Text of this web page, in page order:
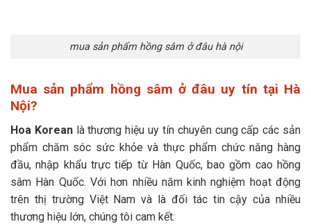
mua sản phẩm hồng sâm ở đâu hà nội
Mua sản phẩm hồng sâm ở đâu uy tín tại Hà
Nội?
Hoa Koreanlà thương hiệu uy tín chuyên cung cấp các sản
phẩm chăm sóc sức khỏe và thực phẩm chức năng hàng
đầu, nhập khẩu trực tiếp từ Hàn Quốc, bao gồm cao hồng
sâm Hàn Quốc. Với hơn nhiều năm kinh nghiệm hoạt động
trên thị trường Việt Nam và là đối tác tin cậy của nhiều
thương hiệu lớn, chúng tôi cam kết: